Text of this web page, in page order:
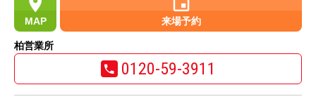
柏営業所
0120-59-3911
MAP 来場予約